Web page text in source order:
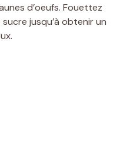
d’oeufs. Fouettez
jusqu’à obtenir un